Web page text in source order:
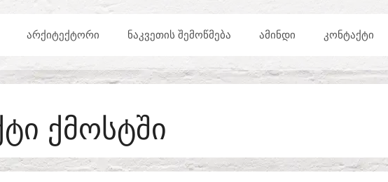
ᲐᲠᲥᲘᲢᲔᲥᲢᲝᲠᲘ ᲜᲐᲙᲕᲔᲗᲘᲡ ᲨᲔᲛᲝᲬᲛᲔᲑᲐ ᲐᲛᲘᲜᲓᲘ ᲙᲝᲜᲢᲐᲥᲢᲘ
ᲥᲛᲝᲡᲢᲨᲘ